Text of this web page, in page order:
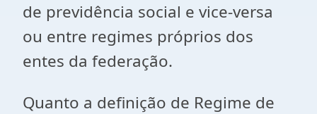
de previdência social e vice-versa
ou entre regimes próprios dos
entes da federação.
Quanto a definição de Regime de